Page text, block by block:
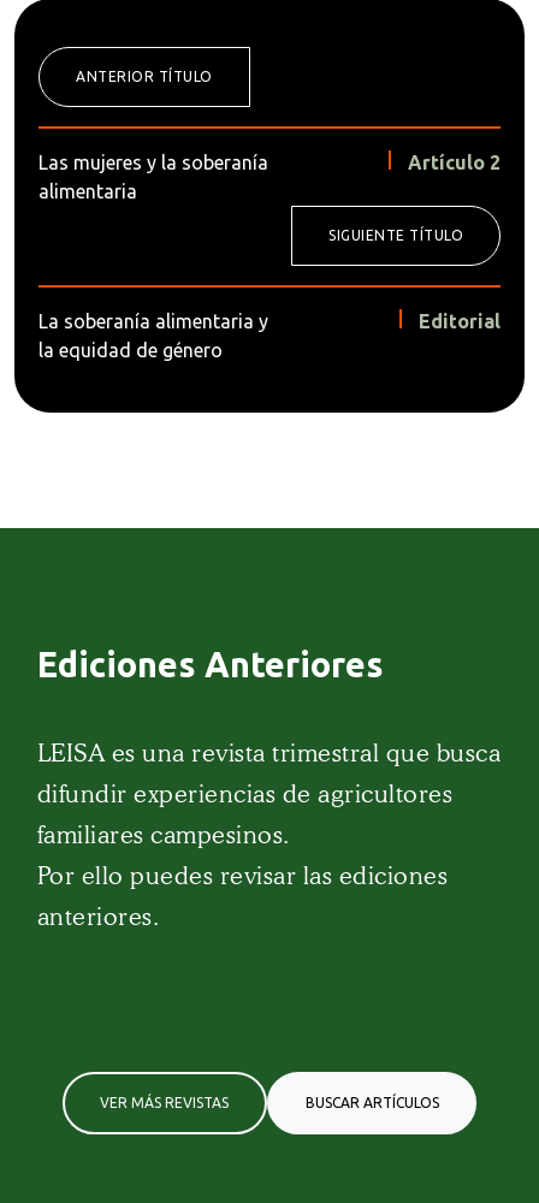
ANTERIOR TÍTULO
Las mujeres y la soberanía
alimentaria
Artículo 2
SIGUIENTE TÍTULO
La soberanía alimentaria y
la equidad de género
Editorial
Ediciones Anteriores
LEISA es una revista trimestral que busca
difundir experiencias de agricultores
familiares campesinos.
Por ello puedes revisar las ediciones
anteriores.
VER MÁS REVISTAS BUSCAR ARTÍCULOS